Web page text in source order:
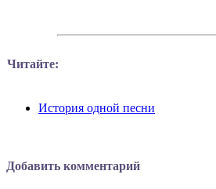
Читайте:
История одной песни
Добавить комментарий